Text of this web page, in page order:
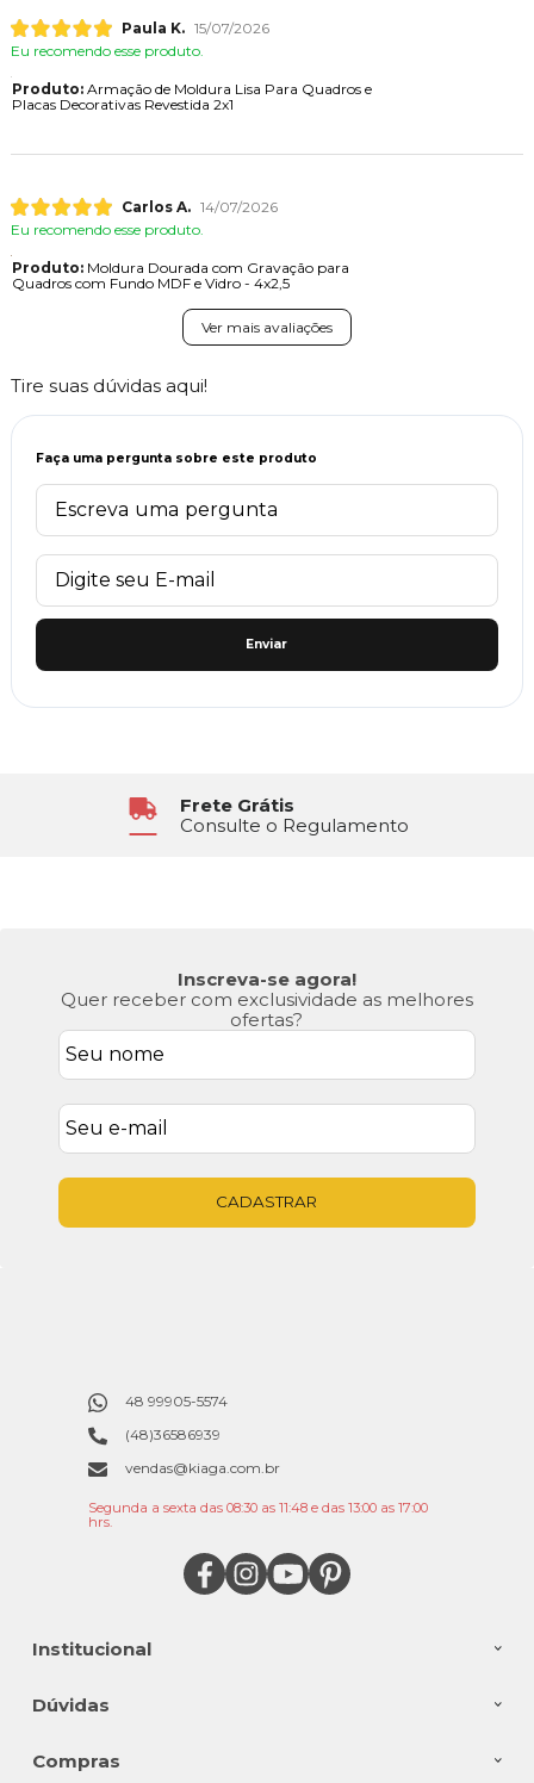
Paula K. 15/07/2026
Eu recomendo esse produto.
Produto:Armação de Moldura Lisa Para Quadros e
Placas Decorativas Revestida 2x1
Carlos A. 14/07/2026
Eu recomendo esse produto.
Produto:Moldura Dourada com Gravação para
Quadros com Fundo MDF e Vidro - 4x2,5
Ver mais avaliações
Tire suas dúvidas aqui!
Faça uma pergunta sobre este produto
Enviar
Frete Grátis
Consulte o Regulamento
Inscreva-se agora!
Quer receber com exclusividade as melhores
ofertas?
CADASTRAR
Institucional
Dúvidas
Compras
48 99905-5574
(48)36586939
vendas@kiaga.com.br
Segunda a sexta das 08:30 as 11:48 e das 13:00 as 17:00
hrs.